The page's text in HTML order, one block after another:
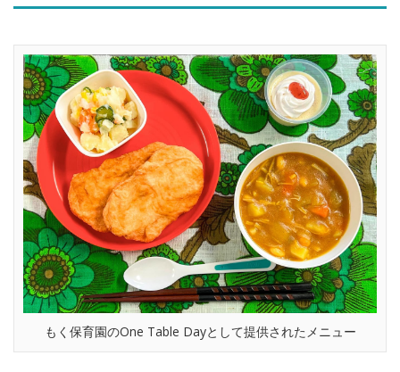
もく保育園のOne Table Dayとして提供されたメニュー